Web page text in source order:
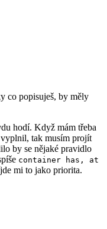
co popisuješ, by měly
hodí. Když mám třeba
tak musím projít
by se nějaké pravidlo
container has, at
mi to jako priorita.